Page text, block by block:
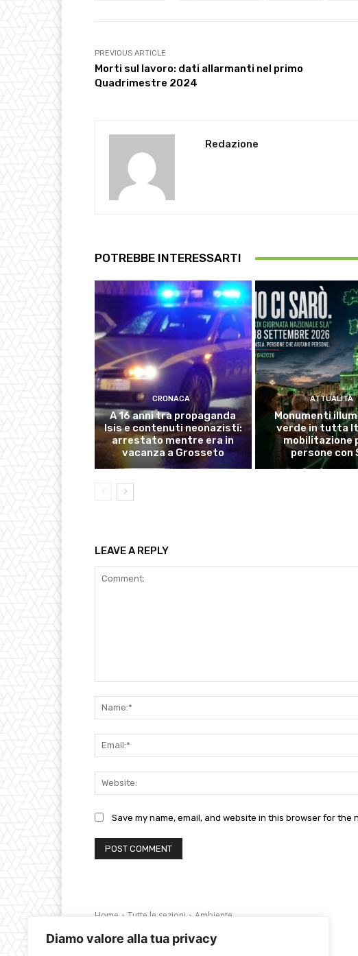
Diamo valore alla tua privacy
PREVIOUS ARTICLE
Morti sul lavoro: dati allarmanti nel primo
Quadrimestre 2024
Redazione
POTREBBE INTERESSARTI
CRONACA
A 16 anni tra propaganda
Isis e contenuti neonazisti:
arrestato mentre era in
vacanza a Grosseto
ATTUALITÀ
Monumenti
verde in tutta
mobilitazione
persone con
LEAVE A REPLY
Save my name, email, and website in this browser for the